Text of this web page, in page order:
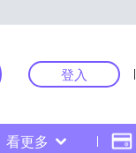
登入
看更多